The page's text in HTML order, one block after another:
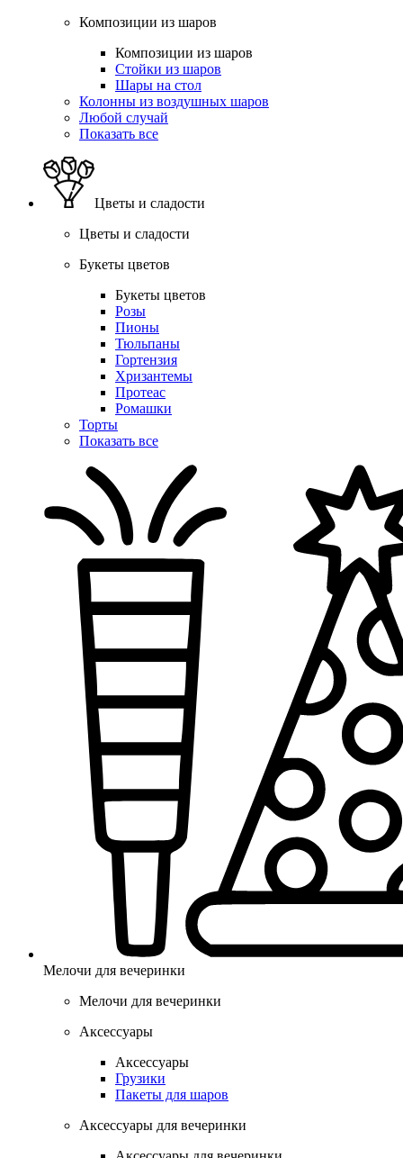
Композиции из шаров
Композиции из шаров
Стойки из шаров
Шары на стол
Колонны из воздушных шаров
Любой случай
Показать все
Цветы и сладости
Цветы и сладости
Букеты цветов
Букеты цветов
Розы
Пионы
Тюльпаны
Гортензия
Хризантемы
Протеас
Ромашки
Торты
Показать все
Мелочи для вечеринки
Мелочи для вечеринки
Аксессуары
Аксессуары
Грузики
Пакеты для шаров
Аксессуары для вечеринки